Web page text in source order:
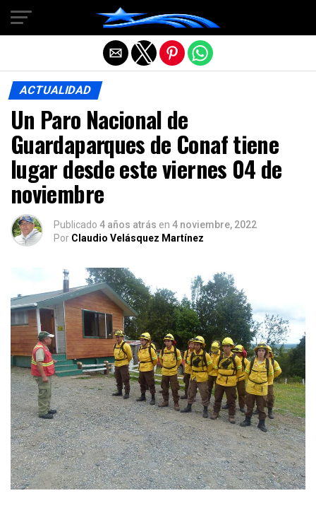
ACTUALIDAD
Un Paro Nacional de
Guardaparques de Conaf tiene
lugar desde este viernes 04 de
noviembre
Publicado 4 años atrás en 4 noviembre, 2022
Por Claudio Velásquez Martínez
Salir de la versión móvil